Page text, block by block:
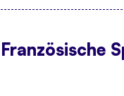
Französische